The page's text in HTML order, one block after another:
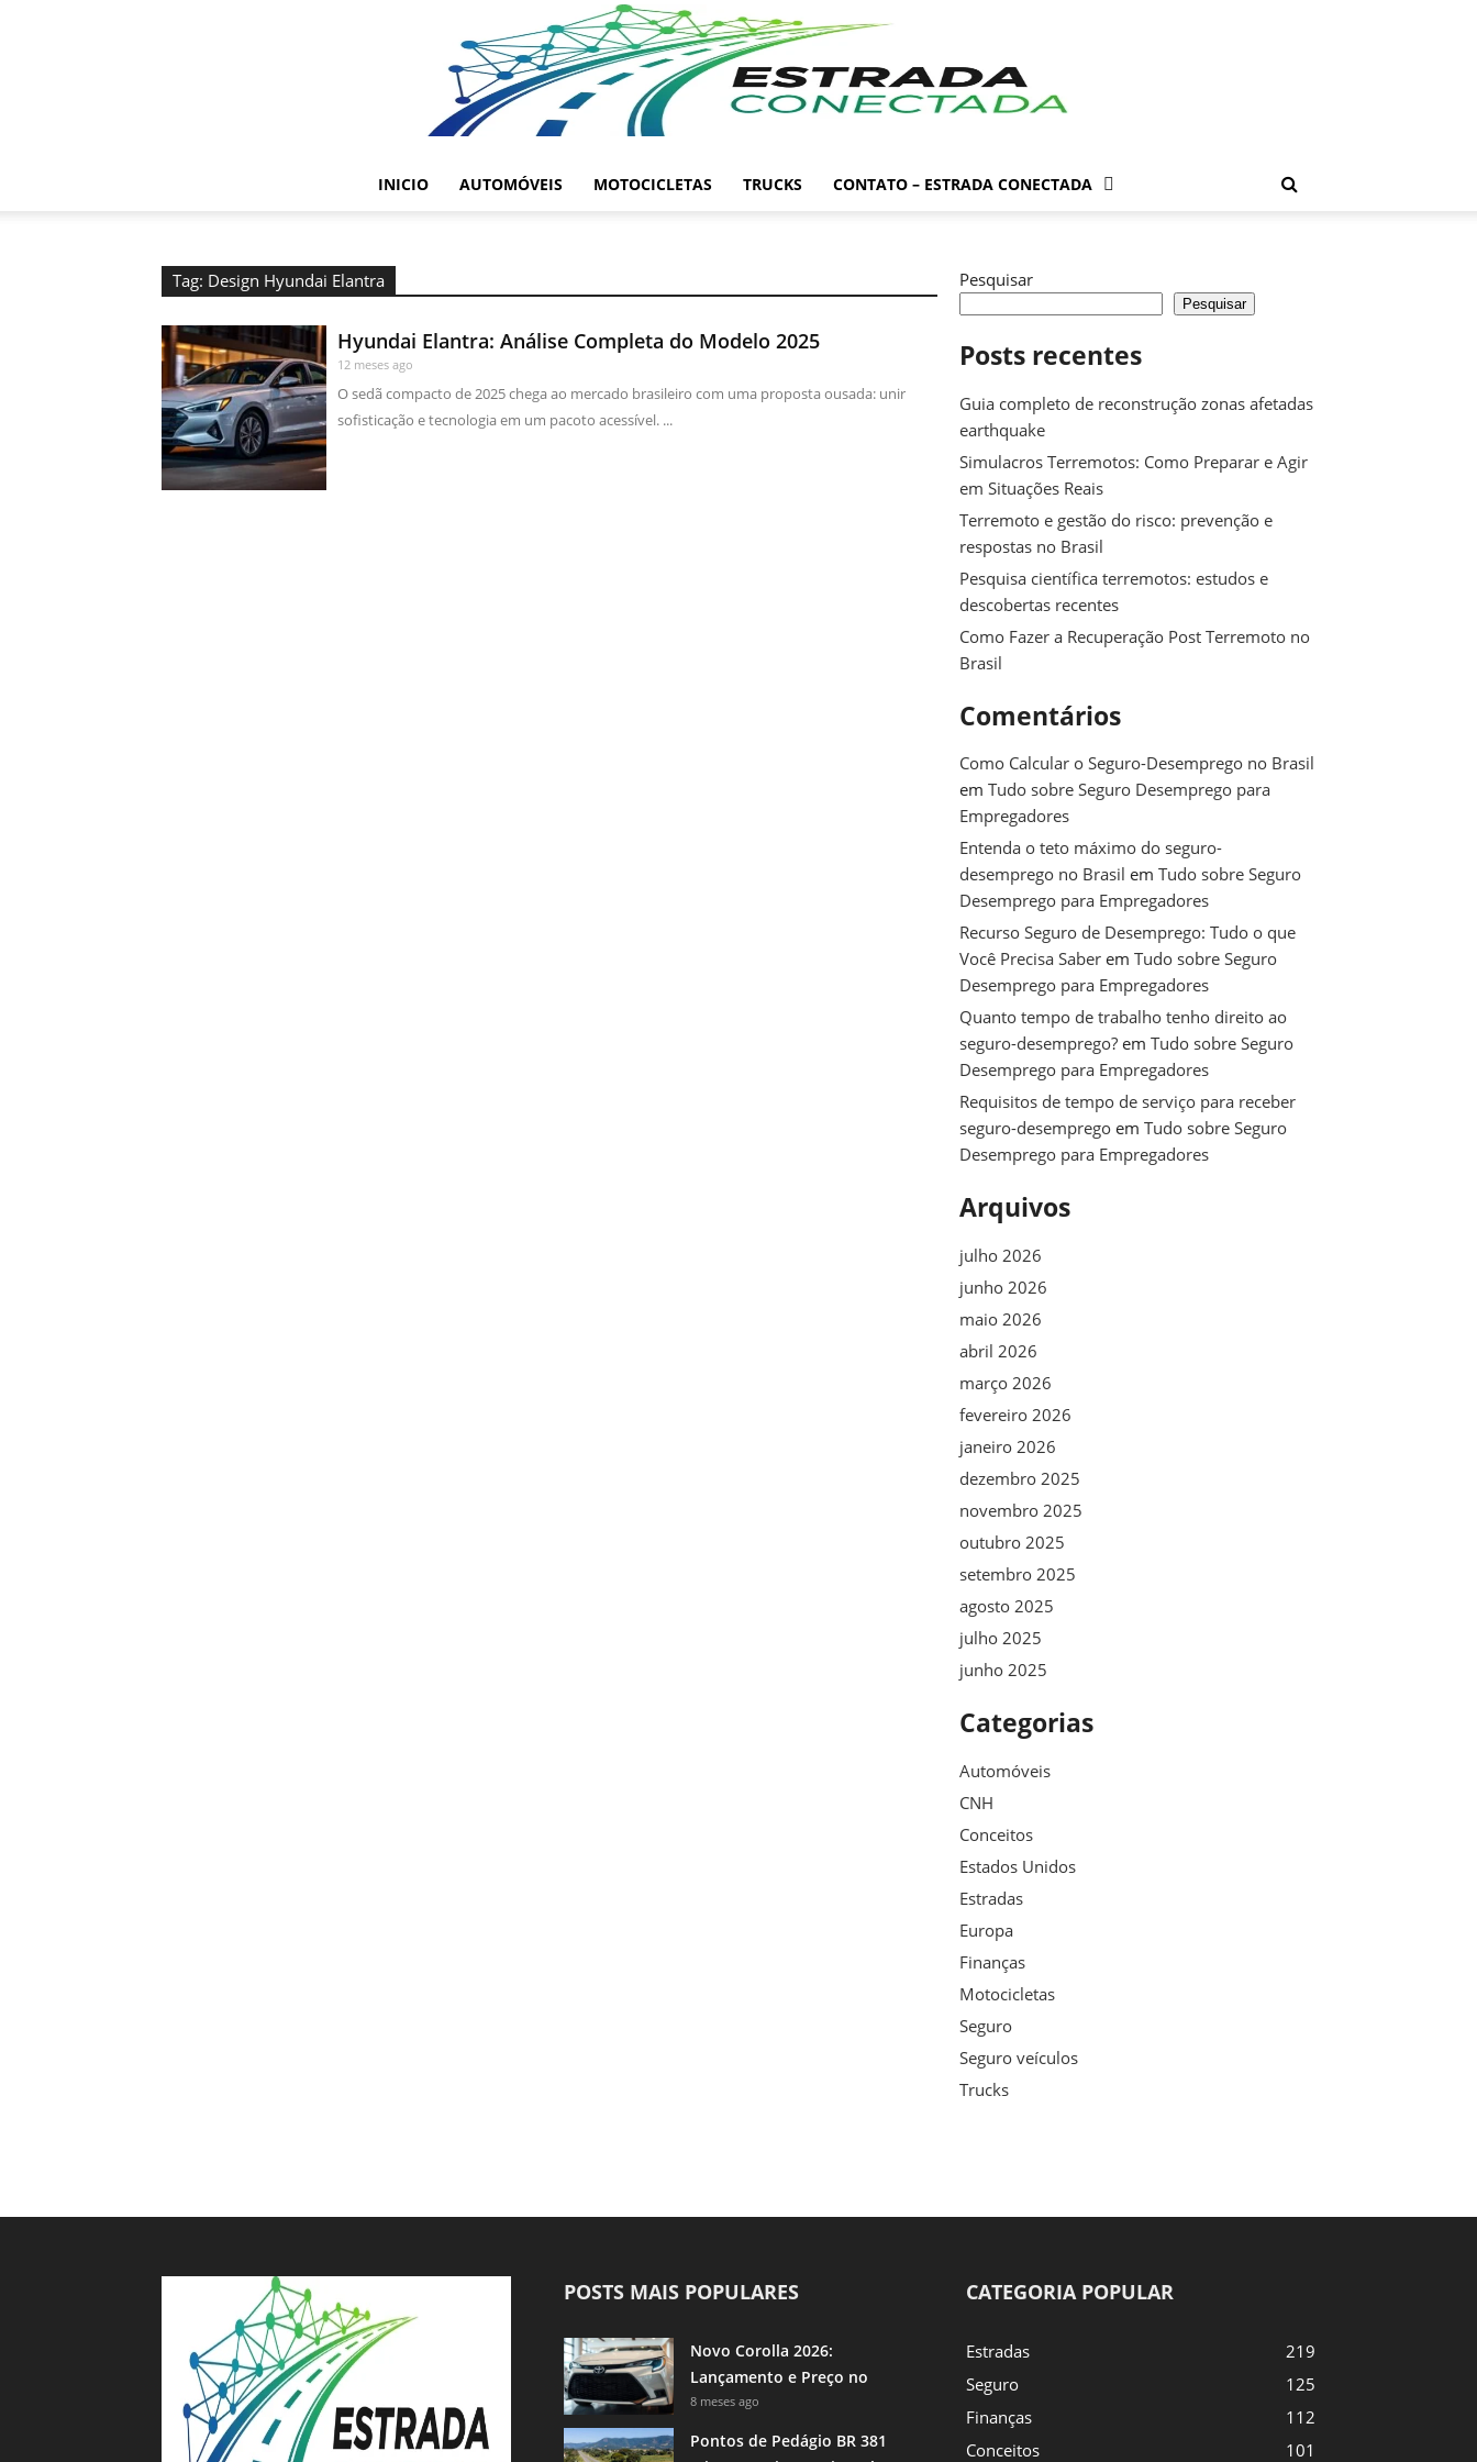
INICIO AUTOMÓVEIS MOTOCICLETAS TRUCKS CONTATO – ESTRADA CONECTADA
Tag: Design Hyundai Elantra
Hyundai Elantra: Análise Completa do Modelo 2025
12 meses ago
O sedã compacto de 2025 chega ao mercado brasileiro com uma proposta ousada: unir
sofisticação e tecnologia em um pacoto acessível. ...
Pesquisar
Pesquisar
Posts recentes
Guia completo de reconstrução zonas afetadas
earthquake
Simulacros Terremotos: Como Preparar e Agir
em Situações Reais
Terremoto e gestão do risco: prevenção e
respostas no Brasil
Pesquisa científica terremotos: estudos e
descobertas recentes
Como Fazer a Recuperação Post Terremoto no
Brasil
Comentários
Como Calcular o Seguro-Desemprego no Brasil
em Tudo sobre Seguro Desemprego para
Empregadores
Entenda o teto máximo do seguro-
desemprego no Brasil em Tudo sobre Seguro
Desemprego para Empregadores
Recurso Seguro de Desemprego: Tudo o que
Você Precisa Saber em Tudo sobre Seguro
Desemprego para Empregadores
Quanto tempo de trabalho tenho direito ao
seguro-desemprego? em Tudo sobre Seguro
Desemprego para Empregadores
Requisitos de tempo de serviço para receber
seguro-desemprego em Tudo sobre Seguro
Desemprego para Empregadores
Arquivos
julho 2026
junho 2026
maio 2026
abril 2026
março 2026
fevereiro 2026
janeiro 2026
dezembro 2025
novembro 2025
outubro 2025
setembro 2025
agosto 2025
julho 2025
junho 2025
Categorias
Automóveis
CNH
Conceitos
Estados Unidos
Estradas
Europa
Finanças
Motocicletas
Seguro
Seguro veículos
Trucks
POSTS MAIS POPULARES
Novo Corolla 2026:
Lançamento e Preço no
Brasil
8 meses ago
Pontos de Pedágio BR 381
CATEGORIA POPULAR
Estradas
219
Seguro
125
Finanças
112
Conceitos
101